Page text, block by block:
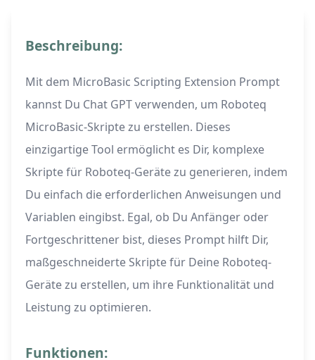
Beschreibung:
Mit dem MicroBasic Scripting Extension Prompt
kannst Du Chat GPT verwenden, um Roboteq
MicroBasic-Skripte zu erstellen. Dieses
einzigartige Tool ermöglicht es Dir, komplexe
Skripte für Roboteq-Geräte zu generieren, indem
Du einfach die erforderlichen Anweisungen und
Variablen eingibst. Egal, ob Du Anfänger oder
Fortgeschrittener bist, dieses Prompt hilft Dir,
maßgeschneiderte Skripte für Deine Roboteq-
Geräte zu erstellen, um ihre Funktionalität und
Leistung zu optimieren.
Funktionen: